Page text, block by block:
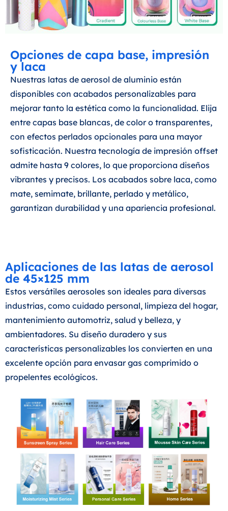
Opciones de capa base, impresión
y laca
Nuestras latas de aerosol de aluminio están
disponibles con acabados personalizables para
mejorar tanto la estética como la funcionalidad. Elija
entre capas base blancas, de color o transparentes,
con efectos perlados opcionales para una mayor
sofisticación. Nuestra tecnología de impresión offset
admite hasta 9 colores, lo que proporciona diseños
vibrantes y precisos. Los acabados sobre laca, como
mate, semimate, brillante, perlado y metálico,
garantizan durabilidad y una apariencia profesional.
Aplicaciones de las latas de aerosol
de 45×125 mm
Estos versátiles aerosoles son ideales para diversas
industrias, como cuidado personal, limpieza del hogar,
mantenimiento automotriz, salud y belleza, y
ambientadores. Su diseño duradero y sus
características personalizables los convierten en una
excelente opción para envasar gas comprimido o
propelentes ecológicos.